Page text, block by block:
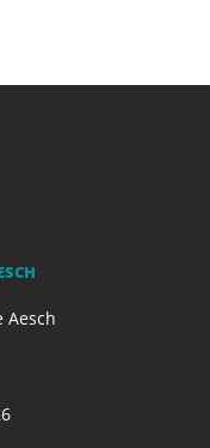
Aesch